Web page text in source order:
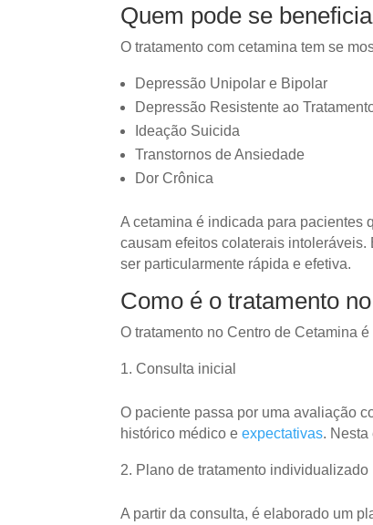
Quem pode se
O tratamento com cetamina tem se
Depressão Unipolar e Bipolar
Depressão Resistente ao
Ideação Suicida
Transtornos de Ansiedade
Dor Crônica
A cetamina é indicada para pacientes
causam efeitos colaterais
ser particularmente rápida e efetiva.
Como é o tratamento
O tratamento no Centro de Cetamina
Consulta inicial
O paciente passa por uma avaliação
histórico médico e expectativas. Nesta
Plano de tratamento individualizado
A partir da consulta, é elaborado um